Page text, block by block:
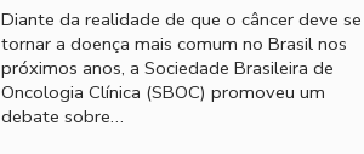
Diante da realidade de que o câncer deve se
tornar a doença mais comum no Brasil nos
próximos anos, a Sociedade Brasileira de
Oncologia Clínica (SBOC) promoveu um
debate sobre…